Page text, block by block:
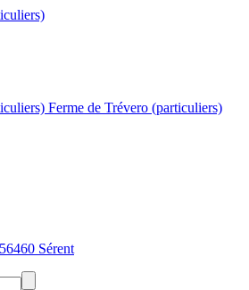
Ferme de Trévero (particuliers)
Sérent